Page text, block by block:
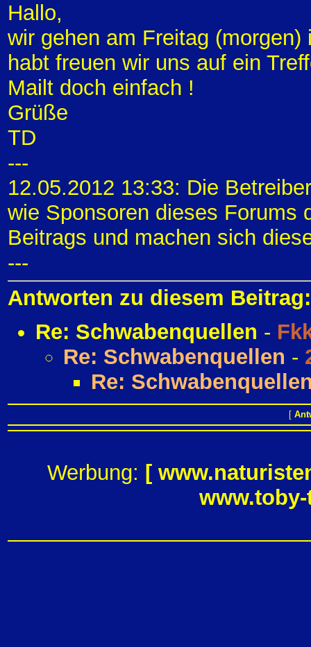
Hallo,
wir gehen am Freitag
habt freuen wir uns auf ein
Mailt doch einfach !
Grüße
TD
---
12.05.2012 13:33: Die
wie Sponsoren dieses Forums
Beitrags und machen sich
---
Antworten zu diesem Beitrag:
Re: Schwabenquellen -
Re: Schwabenquellen -
Re:
[
Werbung: [